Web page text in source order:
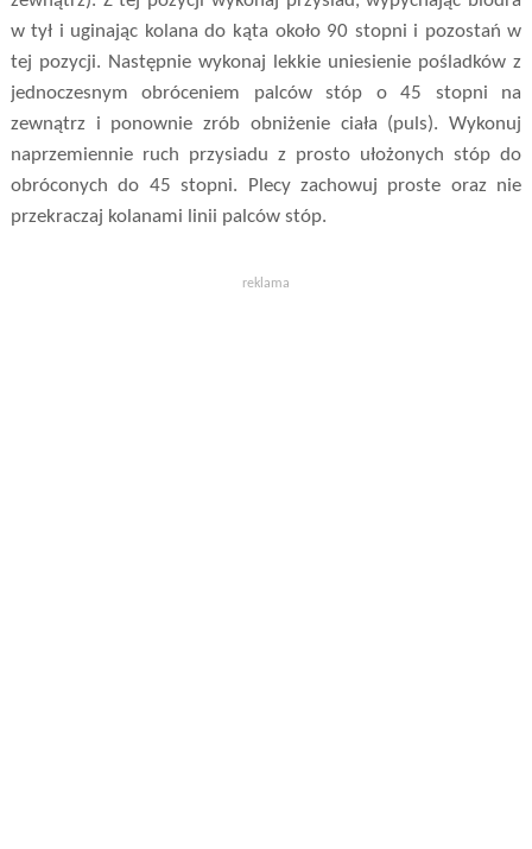
w tył i uginając kolana do kąta około 90 stopni i pozostań w
tej pozycji. Następnie wykonaj lekkie uniesienie pośladków z
jednoczesnym obróceniem palców stóp o 45 stopni na
zewnątrz i ponownie zrób obniżenie ciała (puls). Wykonuj
naprzemiennie ruch przysiadu z prosto ułożonych stóp do
obróconych do 45 stopni. Plecy zachowuj proste oraz nie
przekraczaj kolanami linii palców stóp.
reklama